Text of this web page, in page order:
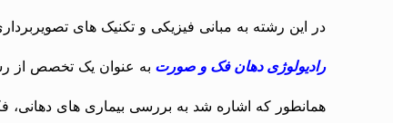
در این رشته به مبانی فیزیکی و تکنیک های
رادیولوژی دهان فک و صورت به عنوان یک تخصص از
همانطور که اشاره شد به بررسی بیماری های دهانی،